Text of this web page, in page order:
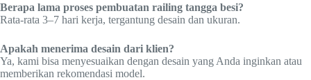
Berapa lama proses pembuatan railing tangga besi?
Rata-rata 3–7 hari kerja, tergantung desain dan ukuran.
Apakah menerima desain dari klien?
Ya, kami bisa menyesuaikan dengan desain yang Anda inginkan atau
memberikan rekomendasi model.